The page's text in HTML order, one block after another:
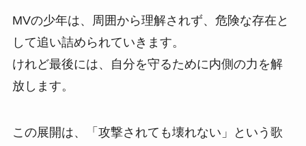
MVの少年は、周囲から理解されず、危険な存在と
して追い詰められていきます。
けれど最後には、自分を守るために内側の力を解
放します。
この展開は、「攻撃されても壊れない」という歌